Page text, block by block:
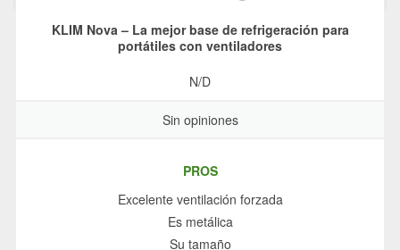
KLIM Nova – La mejor base de refrigeración para
portátiles con ventiladores
N/D
Sin opiniones
PROS
Excelente ventilación forzada
Es metálica
Su tamaño